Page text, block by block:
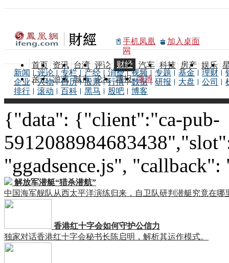
手机凤凰
网
加入桌面
首页 资讯 台湾 评论 财经 汽车 科技 房产 娱乐
亲子 游戏 城市 论坛 博报 微博
新闻 评论 专栏 产经 消费 视频 专题 基金 理财
企业
人物 日历 股票 行情 数据 研报 大盘 公司
排行
滚动 百科 黑马 股吧 博客
{"data": {"client":"ca-pub-
"ggadsence.js", "callback":
解放军潜艇“猎杀潜航”
中国海军舰队从西太平洋演练归来，自卫队研判潜艇究竟在哪
香港红十字会如何守护公信力
独家对话香港红十字会秘书长陈启明，解析其运作模式。